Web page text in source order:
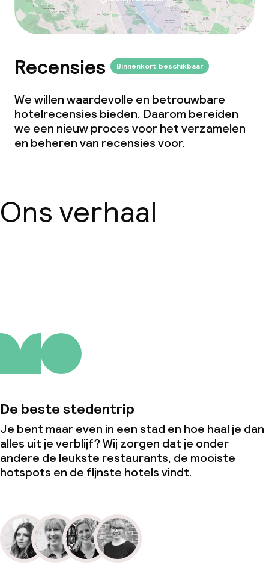
Recensies Binnenkort beschikbaar
We willen waardevolle en betrouwbare
hotelrecensies bieden. Daarom bereiden
we een nieuw proces voor het verzamelen
en beheren van recensies voor.
Ons verhaal
De beste stedentrip
Je bent maar even in een stad en hoe haal je dan
alles uit je verblijf? Wij zorgen dat je onder
andere de leukste restaurants, de mooiste
hotspots en de fijnste hotels vindt.